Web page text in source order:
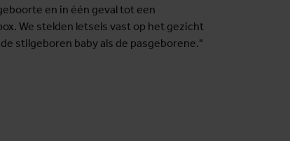
en in één geval tot een
We stelden letsels vast op het gezicht
stilgeboren baby als de pasgeborene."